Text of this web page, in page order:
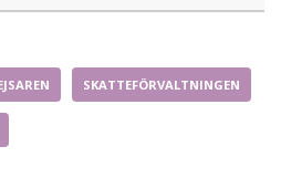
SKATTEFÖRVALTNINGEN